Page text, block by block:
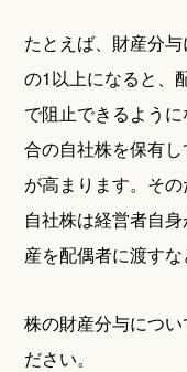
たとえば、財産分
の1以上になると、
で阻止できるよう
合の自社株を保有
が高まります。その
自社株は経営者自
産を配偶者に渡すな
株の財産分与につ
ださい。